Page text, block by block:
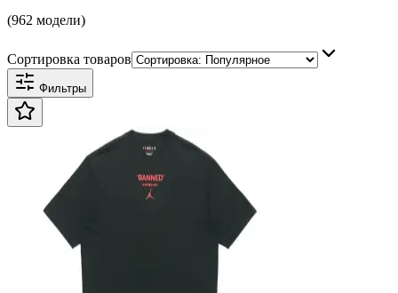
(962 модели)
Сортировка товаров
Фильтры